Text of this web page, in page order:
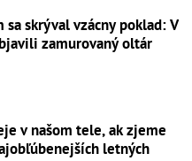
sa skrýval vzácny poklad: V
zamurovaný oltár
v našom tele, ak zjeme
letných